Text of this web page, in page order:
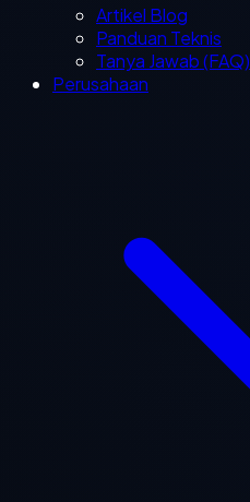
Artikel Blog
Panduan Teknis
Tanya Jawab (FAQ)
Perusahaan